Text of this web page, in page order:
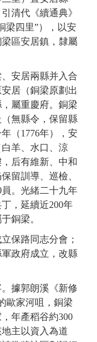
清代《續通典》
梁四里”），以安
區安居鎮，隸屬
安居兩縣并入合
居（銅梁原劃出
屬重慶府。 銅梁
無縣令，保留縣
（1776年），安
羊、水口、涼
后有維新、中和
留訓導、巡檢、
。 光緒二十九年
，延續近200年
銅梁。
保路同志分會；
政府成立，改縣
據郭朗溪《新修
歐家河咀， 銅梁
年產稻谷約300
主 以資入為道